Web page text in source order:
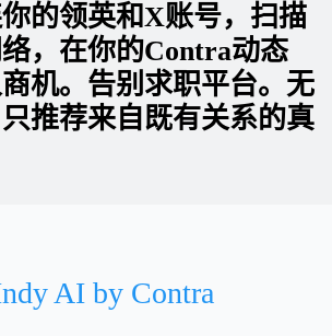
的领英和X账号，扫描
，在你的Contra动态
机。告别求职平台。无
推荐来自既有关系的真
AI by Contra